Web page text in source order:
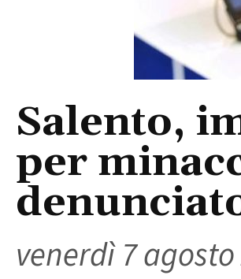
Salento,
per
venerdì 7